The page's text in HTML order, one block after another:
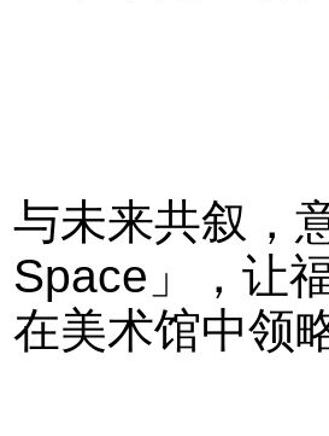
与未来共叙，
Space」，让
在美术馆中领